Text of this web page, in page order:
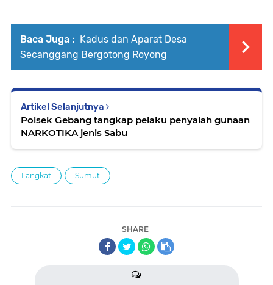
Baca Juga : Kadus dan Aparat Desa
Secanggang Bergotong Royong
Artikel Selanjutnya
Polsek Gebang tangkap pelaku penyalah gunaan
NARKOTIKA jenis Sabu
Langkat Sumut
SHARE